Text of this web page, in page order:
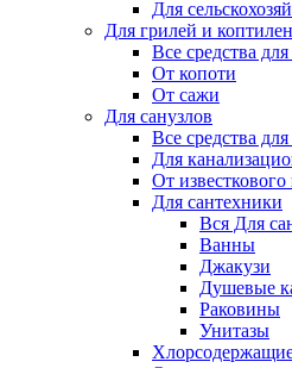
Для
Для грилей и коптилен
Все средства
От копоти
От сажи
Для санузлов
Все средства
Для
От известкового
Для сантехники
Вся Для
Ванны
Джакузи
Душевые
Раковины
Унитазы
Хлорсодержащие